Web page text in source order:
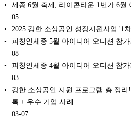
세종 6월 축제, 라이콘타운 1번가 6월
05
2025 강한 소상공인 성장지원사업 '1
피칭인세종 5월 아이디어 오디션 참
08
피칭인세종 4월 아이디어 오디션 참
03
강한 소상공인 지원 프로그램 총 정
록 + 우수 기업 사례
03-07